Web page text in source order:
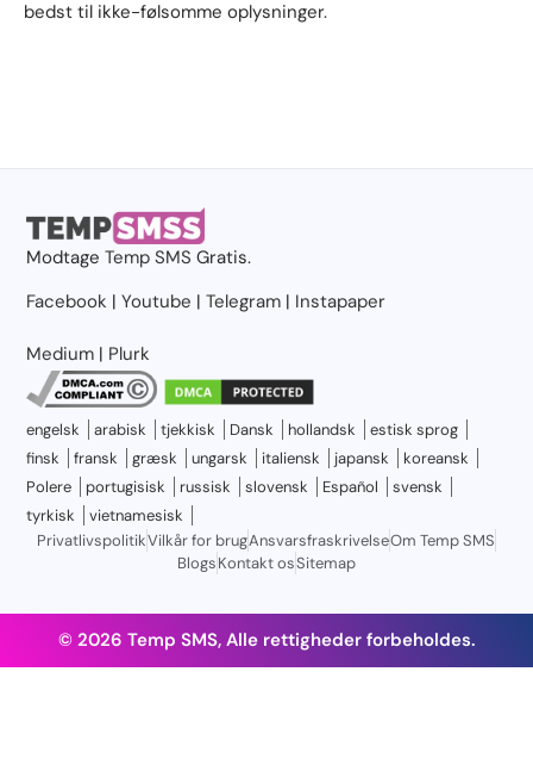
bedst til ikke-følsomme oplysninger.
ModtageTemp SMS Gratis.
Facebook |Youtube |Telegram | Instapaper
Medium | Plurk
engelsk arabisk tjekkisk Dansk hollandsk
estisk sprog
finsk
fransk græsk ungarsk italiensk japansk
koreansk
Polere
portugisisk russisk slovensk Español
svensk
tyrkisk
vietnamesisk
PrivatlivspolitikVilkår for brugAnsvarsfraskrivelseOm Temp SMS
BlogsKontakt osSitemap
© 2026 Temp SMS, Alle rettigheder forbeholdes.